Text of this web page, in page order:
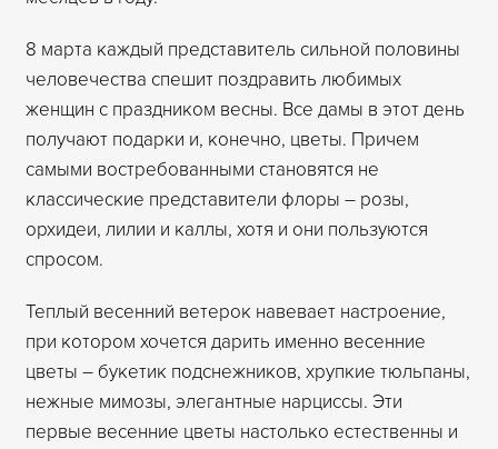
8 марта каждый представитель сильной половины
человечества спешит поздравить любимых
женщин с праздником весны. Все дамы в этот день
получают подарки и, конечно, цветы. Причем
самыми востребованными становятся не
классические представители флоры – розы,
орхидеи, лилии и каллы, хотя и они пользуются
спросом.
Теплый весенний ветерок навевает настроение,
при котором хочется дарить именно весенние
цветы – букетик подснежников, хрупкие тюльпаны,
нежные мимозы, элегантные нарциссы. Эти
первые весенние цветы настолько естественны и